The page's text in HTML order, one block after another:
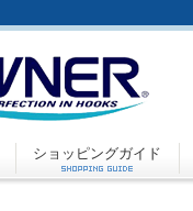
ショッピングガイド